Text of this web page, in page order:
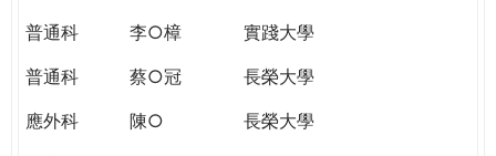
普通科
李○樟
實踐大學
普通科
蔡○冠
長榮大學
應外科
陳○
長榮大學